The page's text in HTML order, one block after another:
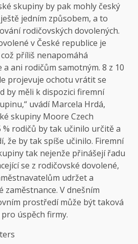
skupiny by pak mohly český
jedním způsobem, a to
rodičovských dovolených.
v České republice je
příliš nenapomáhá
ani rodičům samotným. 8 z 10
projevuje ochotu vrátit se
by měli k dispozici firemní
uvádí Marcela Hrdá,
skupiny Moore Czech
% rodičů by tak učinilo určitě a
že by tak spíše učinilo. Firemní
tak nejenže přinášejí řadu
se z rodičovské dovolené,
udržet a
zaměstnance. V dnešním
prostředí může být taková
úspěch firmy.